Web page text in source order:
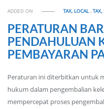
ADDED ON TAX, LOCAL,TAX,
PERATURAN
PENDAHULUAN
PEMBAYARAN
Peraturan ini diterbitkan untuk
hukum dalam pengembalian
mempercepat proses